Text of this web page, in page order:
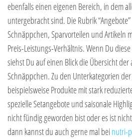
ebenfalls einen eigenen Bereich, in dem
untergebracht sind. Die Rubrik
Schnäppchen, Sparvorteilen und Artikeln
Preis-Leistungs-Verhältnis. Wenn Du
siehst Du auf einen Blick die Übersicht
Schnäppchen. Zu den Unterkategorien
beispielsweise Produkte mit stark
spezielle Setangebote und saisonale
nicht fündig geworden bist oder es ist
dann kannst du auch gerne mal beinutri-